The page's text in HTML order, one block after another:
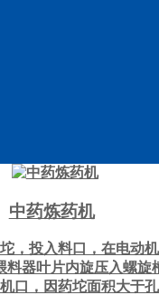
中药炼药机
，投入料口，在电动
料器叶片内旋压入螺旋
口，因药坨面积大于